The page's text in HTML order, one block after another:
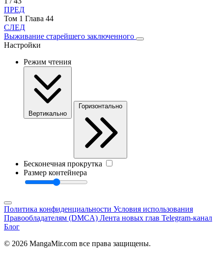
ПРЕД
Том 1 Глава 44
СЛЕД
Выживание старейшего заключенного
Настройки
Режим чтения
Вертикально
Горизонтально
Бесконечная прокрутка
Размер контейнера
Политика конфиденциальности Условия использования
Правообладателям (DMCA) Лента новых глав Telegram-канал
Блог
© 2026 MangaMir.com все права защищены.